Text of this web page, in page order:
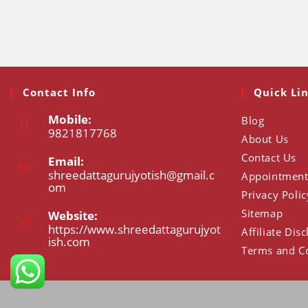
Contact Info
Mobile:
9821817768
in
your
Email:
shreedattagurujyotish@gmail.c
om
your
application
Website:
https://www.shreedattagurujyot
ish.com
new
Quick
Blog
About Us
Contact Us
Appointment
Privacy
Sitemap
Affiliate
Terms and